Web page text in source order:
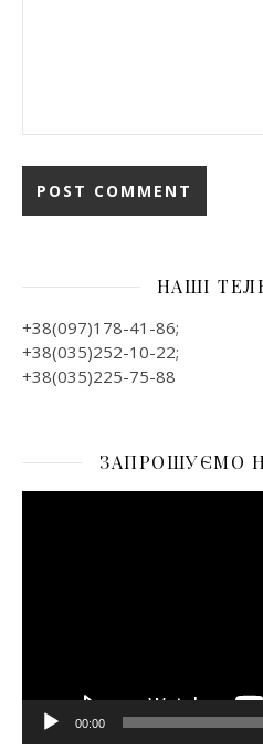
НАШІ
+38(097)178-41-86;
+38(035)252-10-22;
+38(035)225-75-88
ЗАПРОШУЄМО
Відеопрогравач
00:00